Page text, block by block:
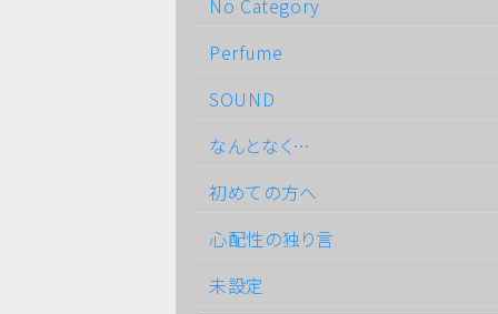
No Category
Perfume
SOUND
なんとなく…
初めての方へ
心配性の独り言
未設定